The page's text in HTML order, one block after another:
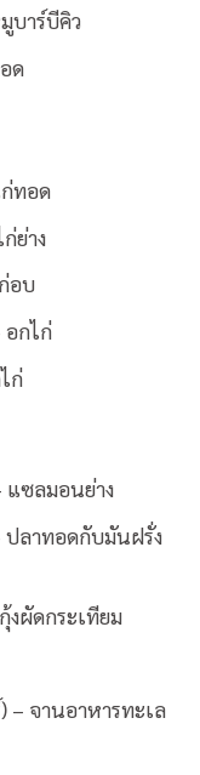
บาร์บีคิว
ด
ทอด
ย่าง
อบ
กไก่
ก่
ซลมอนย่าง
ลาทอดกับมันฝรั่ง
ผัดกระเทียม
จานอาหารทะเล